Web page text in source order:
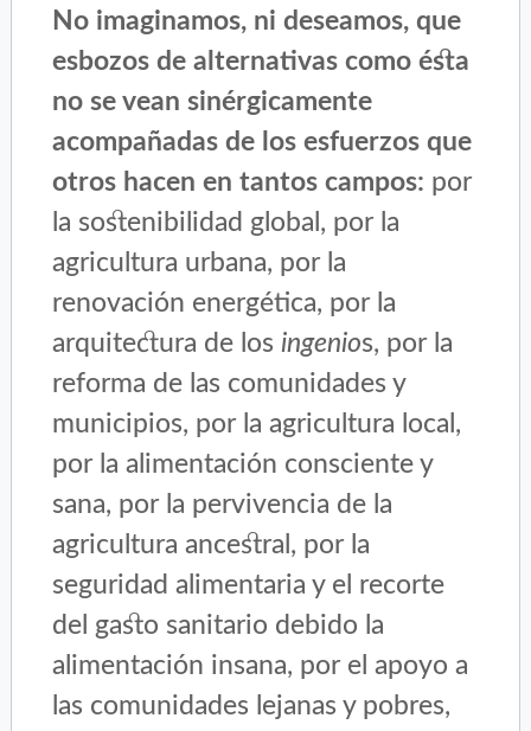
No imaginamos, ni deseamos, que
esbozos de alternativas como ésta
no se vean sinérgicamente
acompañadas de los esfuerzos que
otros hacen en tantos campos: por
la sostenibilidad global, por la
agricultura urbana, por la
renovación energética, por la
arquitectura de los ingenios, por la
reforma de las comunidades y
municipios, por la agricultura local,
por la alimentación consciente y
sana, por la pervivencia de la
agricultura ancestral, por la
seguridad alimentaria y el recorte
del gasto sanitario debido la
alimentación insana, por el apoyo a
las comunidades lejanas y pobres,